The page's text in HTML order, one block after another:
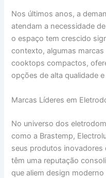
Nos últimos anos, a
atendam a necessidade
o espaço tem crescido
contexto, algumas
cooktops compactos,
opções de alta qualidade
Marcas Líderes em
No universo dos
como a Brastemp,
seus produtos inovadores
têm uma reputação
que aliem design